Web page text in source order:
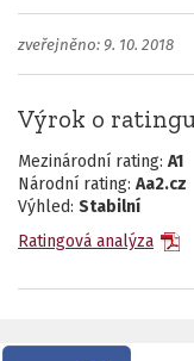
zveřejněno: 9. 10. 2018
Výrok o
Mezinárodní rating: A1
Národní rating: Aa2.cz
Výhled: Stabilní
Ratingová analýza